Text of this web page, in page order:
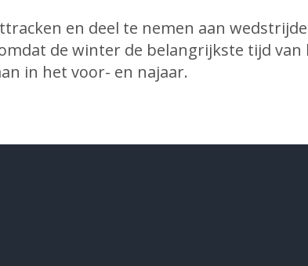
en deel te nemen aan
de winter de belangrijkste tijd
in het voor- en najaar.